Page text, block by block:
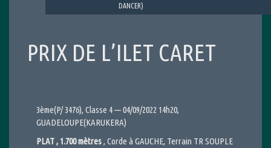
DANCER)
PRIX DE L’ILET CARET
3ème(P/ 3476), Classe 4 — 04/09/2022 14h20,
GUADELOUPE(KARUKERA)
PLAT , 1.700 mètres, Corde à GAUCHE, Terrain TR SOUPLE